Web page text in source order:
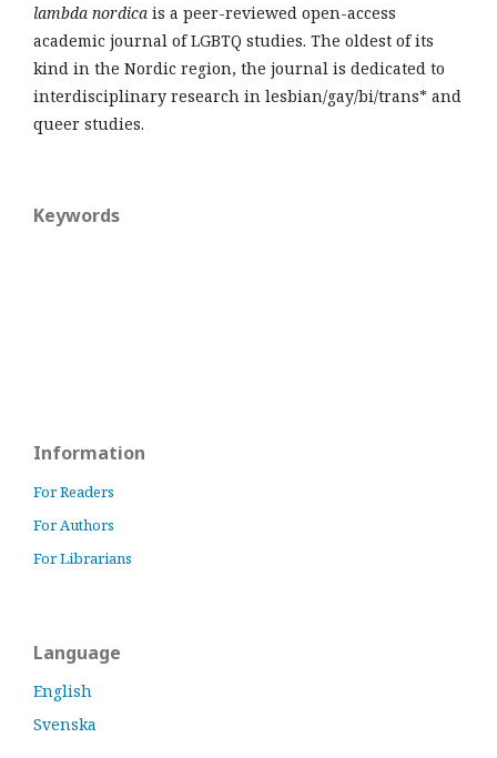
lambda nordica is a peer-reviewed open-access
academic journal of LGBTQ studies. The oldest of its
kind in the Nordic region, the journal is dedicated to
interdisciplinary research in lesbian/gay/bi/trans* and
queer studies.
Keywords
Information
For Readers
For Authors
For Librarians
Language
English
Svenska